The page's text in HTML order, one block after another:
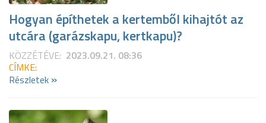
Hogyan építhetek a kertemből kihajtót az
utcára (garázskapu, kertkapu)?
KÖZZÉTÉVE: 2023.09.21. 08:36
CÍMKE:
Részletek »